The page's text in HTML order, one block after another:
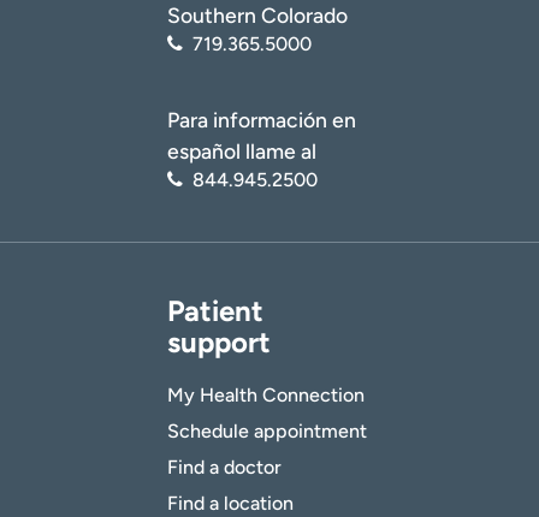
Southern Colorado
719.365.5000
Para información en
español llame al
844.945.2500
Patient
support
My Health Connection
Schedule appointment
Find a doctor
Find a location